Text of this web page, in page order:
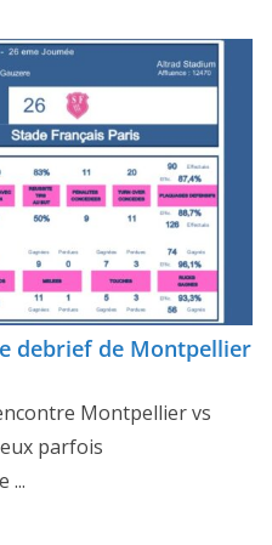
debrief de Montpellier
Montpellier vs
parfois
...